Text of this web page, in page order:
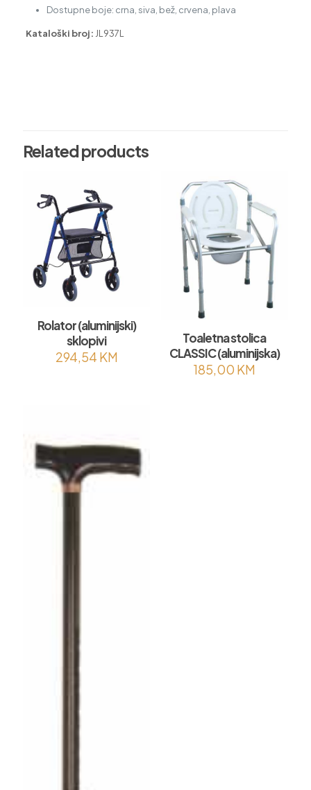
Dostupne boje: crna, siva, bež, crvena, plava
Kataloški broj: JL937L
Related products
Rolator (aluminijski)
sklopivi
294,54 KM
Toaletna stolica
CLASSIC (aluminijska)
185,00 KM